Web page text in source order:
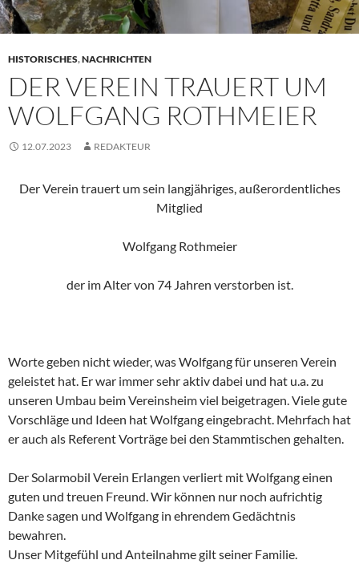
HISTORISCHES,NACHRICHTEN
DER VEREIN TRAUERT UM
WOLFGANG ROTHMEIER
12.07.2023 REDAKTEUR
Der Verein trauert um sein langjähriges, außerordentliches
Mitglied
Wolfgang Rothmeier
der im Alter von 74 Jahren verstorben ist.
Worte geben nicht wieder, was Wolfgang für unseren Verein
geleistet hat. Er war immer sehr aktiv dabei und hat u.a. zu
unseren Umbau beim Vereinsheim viel beigetragen. Viele gute
Vorschläge und Ideen hat Wolfgang eingebracht. Mehrfach hat
er auch als Referent Vorträge bei den Stammtischen gehalten.
Der Solarmobil Verein Erlangen verliert mit Wolfgang einen
guten und treuen Freund. Wir können nur noch aufrichtig
Danke sagen und Wolfgang in ehrendem Gedächtnis
bewahren.
Unser Mitgefühl und Anteilnahme gilt seiner Familie.